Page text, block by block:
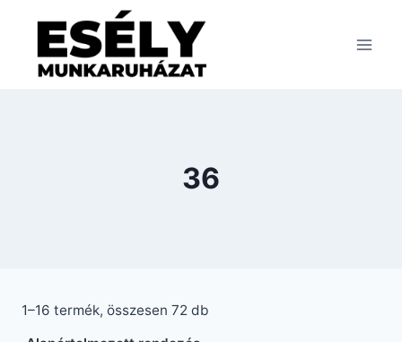
content
36
1–16 termék, összesen 72 db